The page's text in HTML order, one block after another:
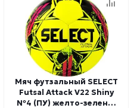
Мяч футзальный SELECT
Futsal Attack V22 Shiny
№4 (ПУ) желто-зелено-